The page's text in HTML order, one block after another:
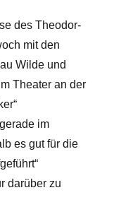
des Theodor-
mit den
Wilde und
Theater an der
im
es gut für die
darüber zu